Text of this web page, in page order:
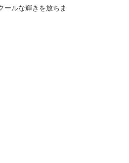
ールな輝きを放ちま